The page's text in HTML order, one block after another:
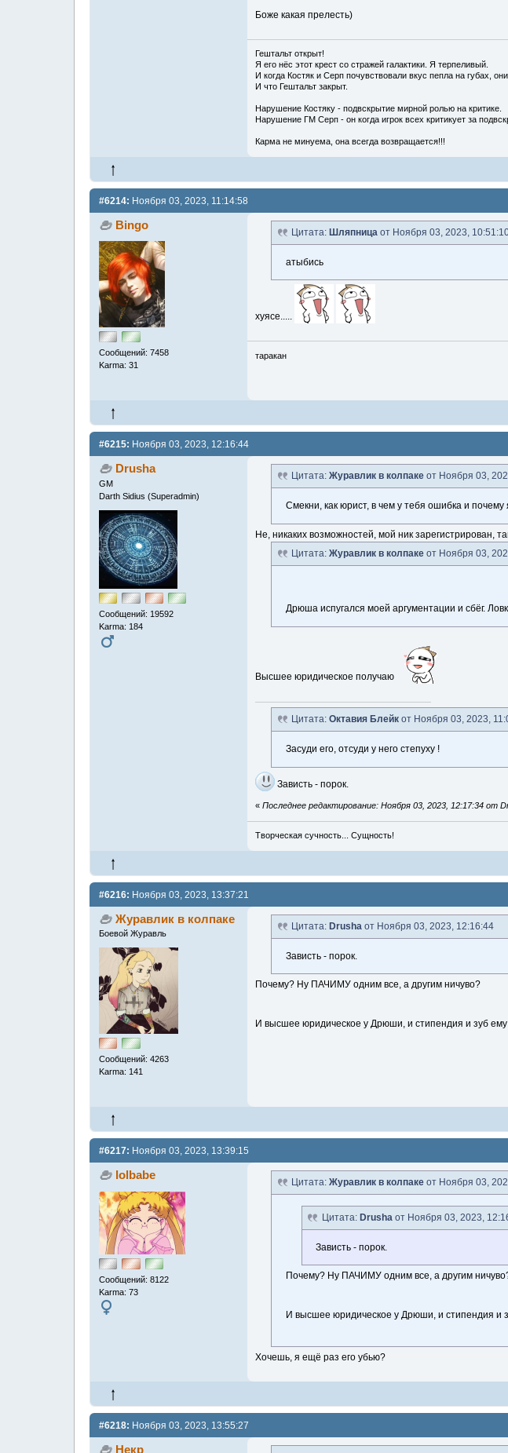
Боже какая прелесть)
Гештальт открыт!
Я его нёс этот крест со стражей галактики. Я терпеливый.
И когда Костяк и Серп почувствовали вкус пепла на губах,
И что Гештальт закрыт.
Нарушение Костяку - подвскрытие мирной ролью на критике.
Нарушение ГМ Серп - он когда игрок всех критикует за
Карма не минуема, она всегда возвращается!!!
#6214: Ноября 03, 2023, 11:14:58
Bingo
Сообщений: 7458
Karma: 31
Цитата: Шляпница от Ноября 03, 2023,
атыбись
хуясе.....
таракан
#6215: Ноября 03, 2023, 12:16:44
Drusha
GM
Darth Sidius (Superadmin)
Сообщений: 19592
Karma: 184
Цитата:Журавлик в колпаке от Ноября 03,
Смекни, как юрист, в чем у тебя ошибка и почему
Не, никаких возможностей, мой ник зарегистрирован,
Цитата:Журавлик в колпаке от Ноября 03,
Дрюша испугался моей аргументации и сбёг.
Высшее юридическое получаю
Цитата:Октавия Блейк от Ноября 03, 2023,
Засуди его, отсуди у него степуху !
Зависть - порок.
«Последнее редактирование: Ноября 03, 2023, 12:17:34 от
Творческая сучность... Сущность!
#6216: Ноября 03, 2023, 13:37:21
Журавлик в колпаке
Боевой Журавль
Сообщений: 4263
Karma: 141
Цитата: Drusha от Ноября 03, 2023, 12:16:44
Зависть - порок.
Почему? Ну ПАЧИМУ одним все, а другим ничуво?
И высшее юридическое у Дрюши, и стипендия и зуб
#6217: Ноября 03, 2023, 13:39:15
lolbabe
Сообщений: 8122
Karma: 73
Цитата:Журавлик в колпаке от Ноября 03,
Цитата: Drusha от Ноября 03, 2023,
Зависть - порок.
Почему? Ну ПАЧИМУ одним все, а другим
И высшее юридическое у Дрюши, и стипендия и
Хочешь, я ещё раз его убью?
#6218: Ноября 03, 2023, 13:55:27
Некр